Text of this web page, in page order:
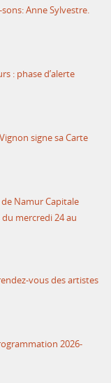
Anne Sylvestre.
: phase d’alerte
signe sa Carte
Namur Capitale
mercredi 24 au
vous des artistes
2026-